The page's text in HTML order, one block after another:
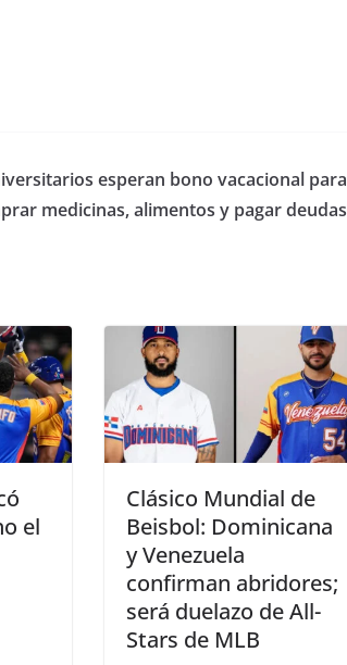
esperan bono vacacional para
medicinas, alimentos y pagar deudas
el
Clásico Mundial de
Beisbol: Dominicana
y Venezuela
confirman abridores;
será duelazo de All-
Stars de MLB